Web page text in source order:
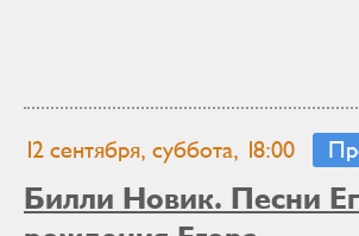
12 сентября, суббота, 18:00
Билли Новик. Песни